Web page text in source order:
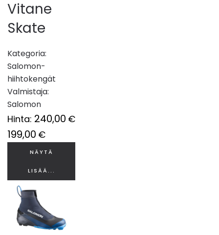
Vitane
Skate
Kategoria:
Salomon-
hiihtokengät
Valmistaja:
Salomon
Hinta: 240,00 €
199,00 €
NÄYTÄ
LISÄÄ...